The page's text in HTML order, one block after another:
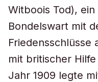
Witboois Tod),
Bondelswart mit
Friedensschlüsse
mit britischer
Jahr 1909 legte